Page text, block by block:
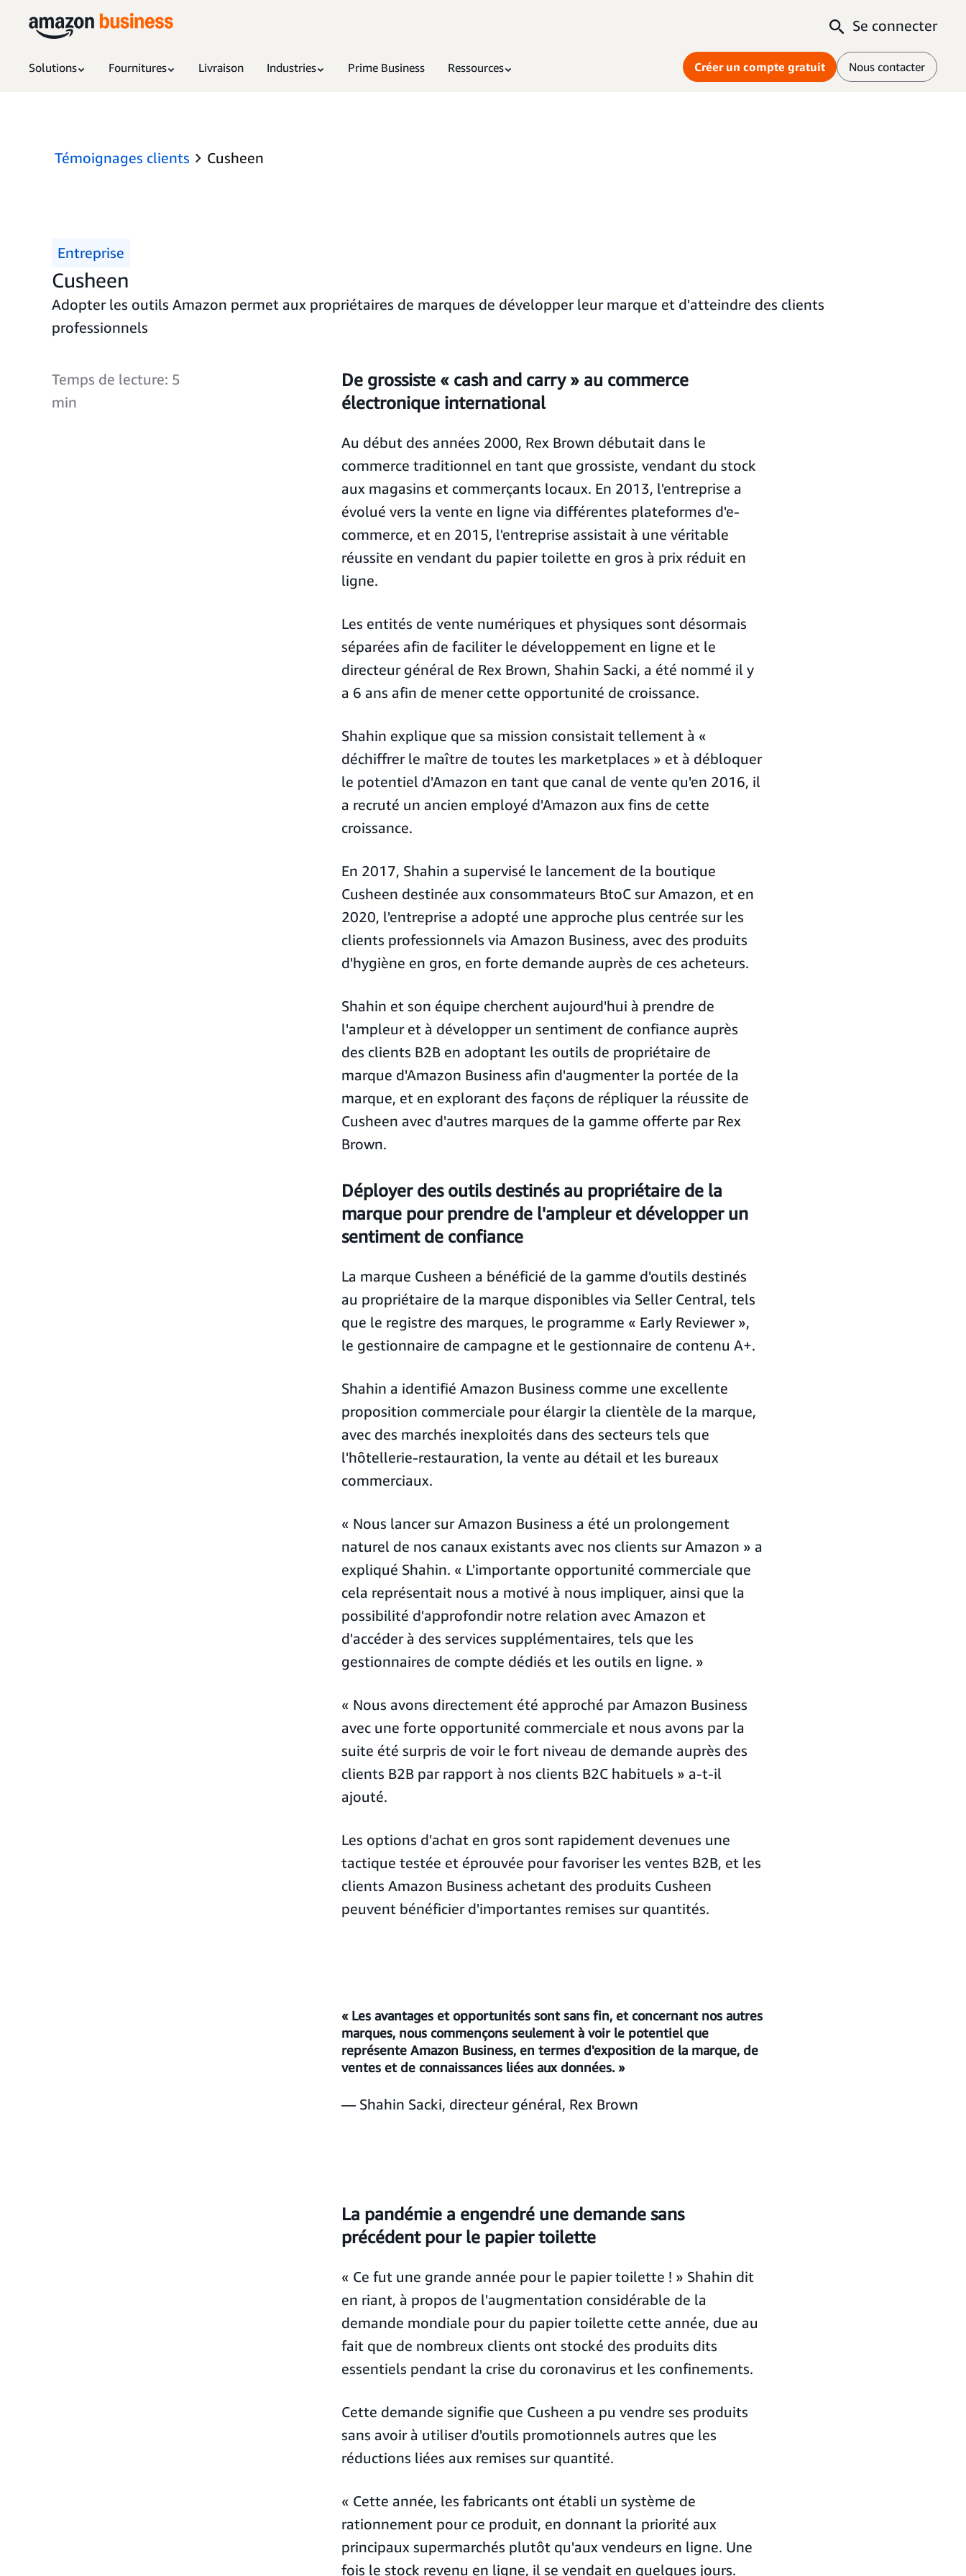
Se connecter
Solutions Fournitures Livraison Industries Prime Business Ressources Créer un compte gratuit Nous contacter
Témoignages clients Cusheen
Entreprise
Cusheen
Adopter les outils Amazon permet aux propriétaires de marques de développer leur marque et d'atteindre des clients
professionnels
Temps de lecture: 5
min
De grossiste « cash and carry » au commerce
électronique international
Au début des années 2000, Rex Brown débutait dans le
commerce traditionnel en tant que grossiste, vendant du stock
aux magasins et commerçants locaux. En 2013, l'entreprise a
évolué vers la vente en ligne via différentes plateformes d'e-
commerce, et en 2015, l'entreprise assistait à une véritable
réussite en vendant du papier toilette en gros à prix réduit en
ligne.
Les entités de vente numériques et physiques sont désormais
séparées afin de faciliter le développement en ligne et le
directeur général de Rex Brown, Shahin Sacki, a été nommé il y
a 6 ans afin de mener cette opportunité de croissance.
Shahin explique que sa mission consistait tellement à «
déchiffrer le maître de toutes les marketplaces » et à débloquer
le potentiel d'Amazon en tant que canal de vente qu'en 2016, il
a recruté un ancien employé d'Amazon aux fins de cette
croissance.
En 2017, Shahin a supervisé le lancement de la boutique
Cusheen destinée aux consommateurs BtoC sur Amazon, et en
2020, l'entreprise a adopté une approche plus centrée sur les
clients professionnels via Amazon Business, avec des produits
d'hygiène en gros, en forte demande auprès de ces acheteurs.
Shahin et son équipe cherchent aujourd'hui à prendre de
l'ampleur et à développer un sentiment de confiance auprès
des clients B2B en adoptant les outils de propriétaire de
marque d'Amazon Business afin d'augmenter la portée de la
marque, et en explorant des façons de répliquer la réussite de
Cusheen avec d'autres marques de la gamme offerte par Rex
Brown.
Déployer des outils destinés au propriétaire de la
marque pour prendre de l'ampleur et développer un
sentiment de confiance
La marque Cusheen a bénéficié de la gamme d'outils destinés
au propriétaire de la marque disponibles via Seller Central, tels
que le registre des marques, le programme « Early Reviewer »,
le gestionnaire de campagne et le gestionnaire de contenu A+.
Shahin a identifié Amazon Business comme une excellente
proposition commerciale pour élargir la clientèle de la marque,
avec des marchés inexploités dans des secteurs tels que
l'hôtellerie-restauration, la vente au détail et les bureaux
commerciaux.
« Nous lancer sur Amazon Business a été un prolongement
naturel de nos canaux existants avec nos clients sur Amazon » a
expliqué Shahin. « L'importante opportunité commerciale que
cela représentait nous a motivé à nous impliquer, ainsi que la
possibilité d'approfondir notre relation avec Amazon et
d'accéder à des services supplémentaires, tels que les
gestionnaires de compte dédiés et les outils en ligne. »
« Nous avons directement été approché par Amazon Business
avec une forte opportunité commerciale et nous avons par la
suite été surpris de voir le fort niveau de demande auprès des
clients B2B par rapport à nos clients B2C habituels » a-t-il
ajouté.
Les options d'achat en gros sont rapidement devenues une
tactique testée et éprouvée pour favoriser les ventes B2B, et les
clients Amazon Business achetant des produits Cusheen
peuvent bénéficier d'importantes remises sur quantités.
« Les avantages et opportunités sont sans fin, et concernant nos autres
marques, nous commençons seulement à voir le potentiel que
représente Amazon Business, en termes d'exposition de la marque, de
ventes et de connaissances liées aux données. »
— Shahin Sacki, directeur général, Rex Brown
La pandémie a engendré une demande sans
précédent pour le papier toilette
« Ce fut une grande année pour le papier toilette ! » Shahin dit
en riant, à propos de l'augmentation considérable de la
demande mondiale pour du papier toilette cette année, due au
fait que de nombreux clients ont stocké des produits dits
essentiels pendant la crise du coronavirus et les confinements.
Cette demande signifie que Cusheen a pu vendre ses produits
sans avoir à utiliser d'outils promotionnels autres que les
réductions liées aux remises sur quantité.
« Cette année, les fabricants ont établi un système de
rationnement pour ce produit, en donnant la priorité aux
principaux supermarchés plutôt qu'aux vendeurs en ligne. Une
fois le stock revenu en ligne, il se vendait en quelques jours.